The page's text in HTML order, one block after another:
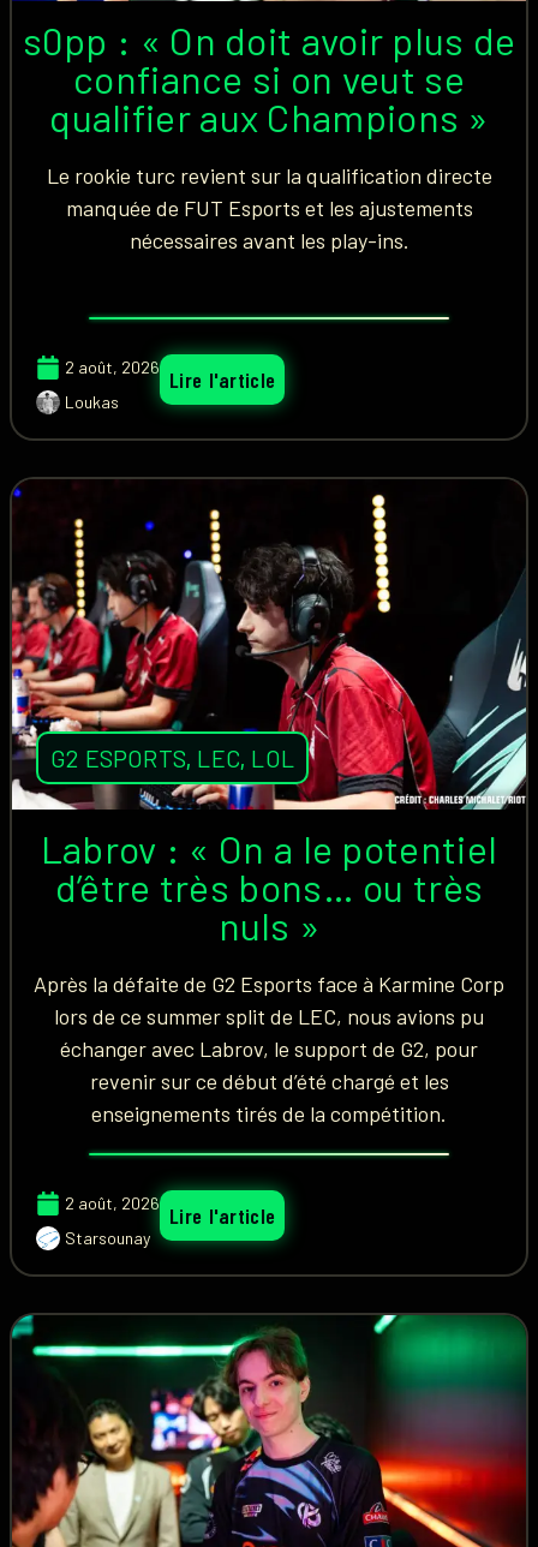
s0pp : « On doit avoir plus de
confiance si on veut se
qualifier aux Champions »
Le rookie turc revient sur la qualification directe
manquée de FUT Esports et les ajustements
nécessaires avant les play-ins.
2 août, 2026
Loukas
Lire l'article
G2 ESPORTS, LEC, LOL
Labrov : « On a le potentiel
d’être très bons… ou très
nuls »
Après la défaite de G2 Esports face à Karmine Corp
lors de ce summer split de LEC, nous avions pu
échanger avec Labrov, le support de G2, pour
revenir sur ce début d’été chargé et les
enseignements tirés de la compétition.
2 août, 2026
Starsounay
Lire l'article